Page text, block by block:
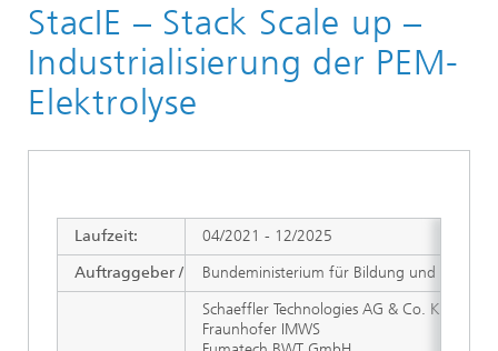
Forschungsprojekte
StacIE – Stack Scale up –
Industrialisierung der PEM-
Elektrolyse
04/2021 - 12/2025
Bundeministerium für Bildung und
Schaeffler Technologies AG & Co. KG
Fraunhofer IMWS
Laufzeit:
Auftraggeber / Zuwendungsgeber: